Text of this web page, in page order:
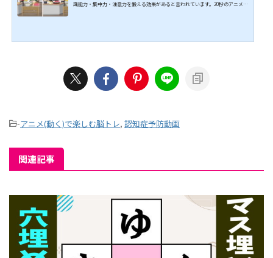
識能力・集中力・注意力を鍛える効果があると言われています。20秒のアニメが
-アニメ(動く)で楽しむ脳トレ, 認知症予防動画
関連記事